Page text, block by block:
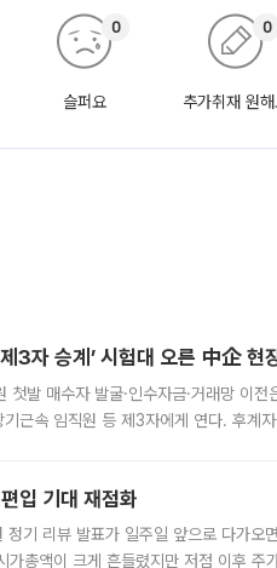
슬퍼요
0
추가취재 원
0
3자 승계’ 시험대 오른 中企 현
발 매수자 발굴·인수자금·거래망 이전
근속 임직원 등 제3자에게 연다. 후계
입 기대 재점화
기 리뷰 발표가 일주일 앞으로 다가오
총액이 크게 흔들렸지만 저점 이후 주